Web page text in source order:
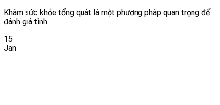
Khám sức khỏe tổng quát là một phương pháp quan trọng để
đánh giá tình
15
Jan